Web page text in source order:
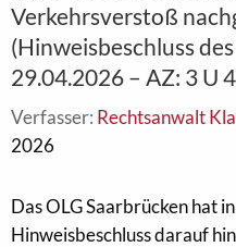
Verkehrsverstoß
(Hinweisbeschluss
29.04.2026 – AZ: 3 U
Verfasser: Rechtsanwalt
2026
Das OLG Saarbrücken hat
Hinweisbeschluss darauf